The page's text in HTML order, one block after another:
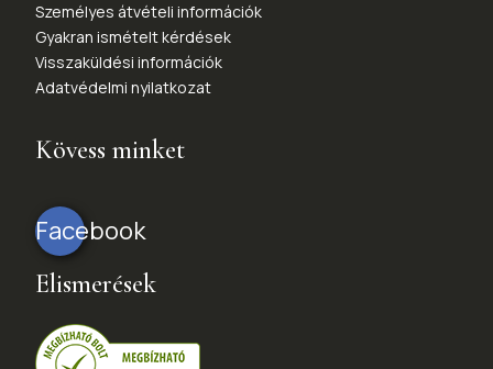
Személyes átvételi információk
Gyakran ismételt kérdések
Visszaküldési információk
Adatvédelmi nyilatkozat
Kövess minket
Facebook
Elismerések